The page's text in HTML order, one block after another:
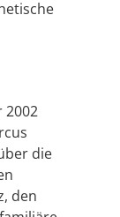
2002
die
den